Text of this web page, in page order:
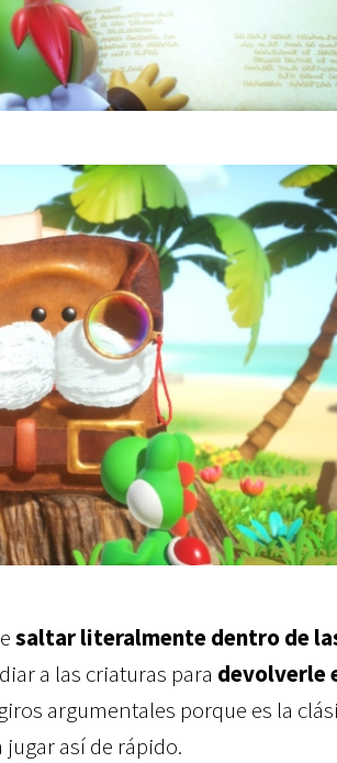
saltar literalmente dentro de
a las criaturas para devolverle
argumentales porque es la
así de rápido.